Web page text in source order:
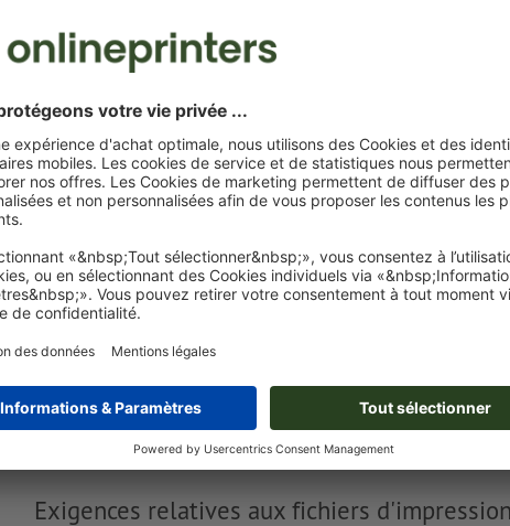
Vos fichiers d'impression
Vous pouvez télécharger vos fichiers d'impression avant ou
Je dépose mes fichiers
lun. 17 août - mar. 18 août
Poids: env.2,4 kg
Exigences relatives aux fichiers d'impression